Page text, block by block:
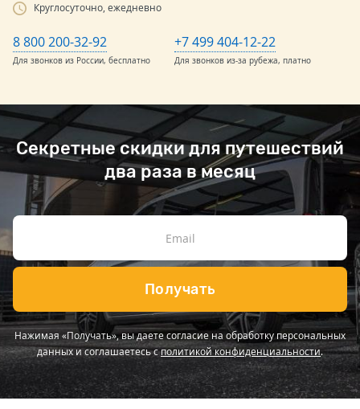
Круглосуточно, ежедневно
8 800 200-32-92
Для звонков из России, бесплатно
+7 499 404-12-22
Для звонков из-за рубежа, платно
Секретные скидки для путешествий
два раза в месяц
Получать
Нажимая «Получать», вы даете согласие на обработку персональных
данных и соглашаетесь сполитикой конфиденциальности.